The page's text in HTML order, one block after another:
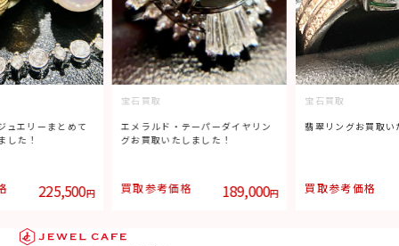
ュエリーまとめて
した！
225,500円
宝石買取
エメラルド・テーパーダイヤリン
グお買取いたしました！
買取参考価格 189,000円
宝石買取
翡翠リングお買取い
買取参考価格